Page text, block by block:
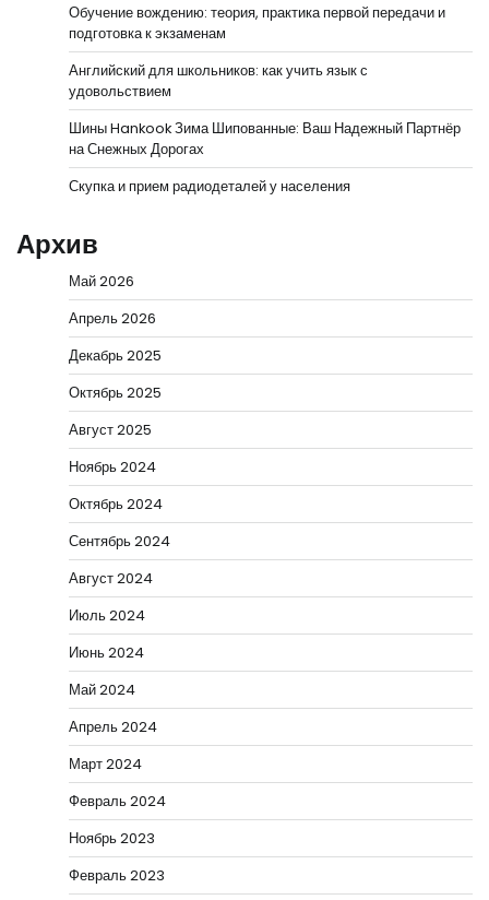
Обучение вождению: теория, практика первой передачи и
подготовка к экзаменам
Английский для школьников: как учить язык с
удовольствием
Шины Hankook Зима Шипованные: Ваш Надежный Партнёр
на Снежных Дорогах
Скупка и прием радиодеталей у населения
Архив
Май 2026
Апрель 2026
Декабрь 2025
Октябрь 2025
Август 2025
Ноябрь 2024
Октябрь 2024
Сентябрь 2024
Август 2024
Июль 2024
Июнь 2024
Май 2024
Апрель 2024
Март 2024
Февраль 2024
Ноябрь 2023
Февраль 2023